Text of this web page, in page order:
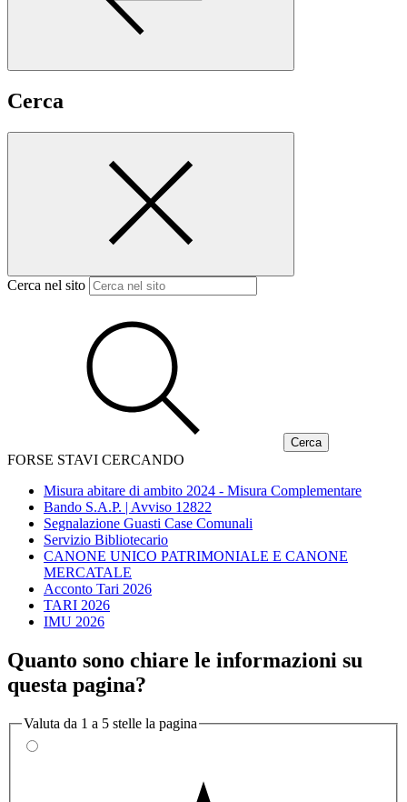
Cerca
Cerca nel sito
FORSE STAVI CERCANDO
Misura abitare di ambito 2024 - Misura Complementare
Bando S.A.P. | Avviso 12822
Segnalazione Guasti Case Comunali
Servizio Bibliotecario
CANONE UNICO PATRIMONIALE E CANONE
MERCATALE
Acconto Tari 2026
TARI 2026
IMU 2026
Quanto sono chiare le informazioni su
questa pagina?
Valuta da 1 a 5 stelle la pagina